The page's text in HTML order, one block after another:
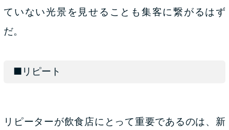
ていない光景を見せることも集客に繋がるはず
だ。
■リピート
リピーターが飲食店にとって重要であるのは、新